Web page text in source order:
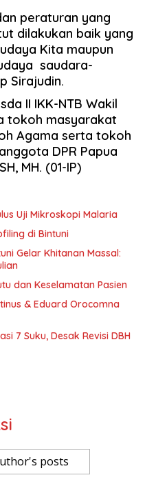
peraturan yang
dilakukan baik yang
Kita maupun
saudara-
Sirajudin.
II IKK-NTB Wakil
tokoh masyarakat
Agama serta tokoh
DPR Papua
MH. (01-IP)
Uji Mikroskopi Malaria
di Bintuni
Gelar Khitanan Massal:
dan Keselamatan Pasien
& Eduard Orocomna
7 Suku, Desak Revisi DBH
posts